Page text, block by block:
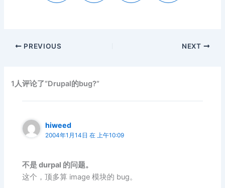
PREVIOUS NEXT
1人评论了“Drupal的bug?”
hiweed
2004年1月14日 在 上午10:09
不是 durpal 的问题。
这个，顶多算 image 模块的 bug。